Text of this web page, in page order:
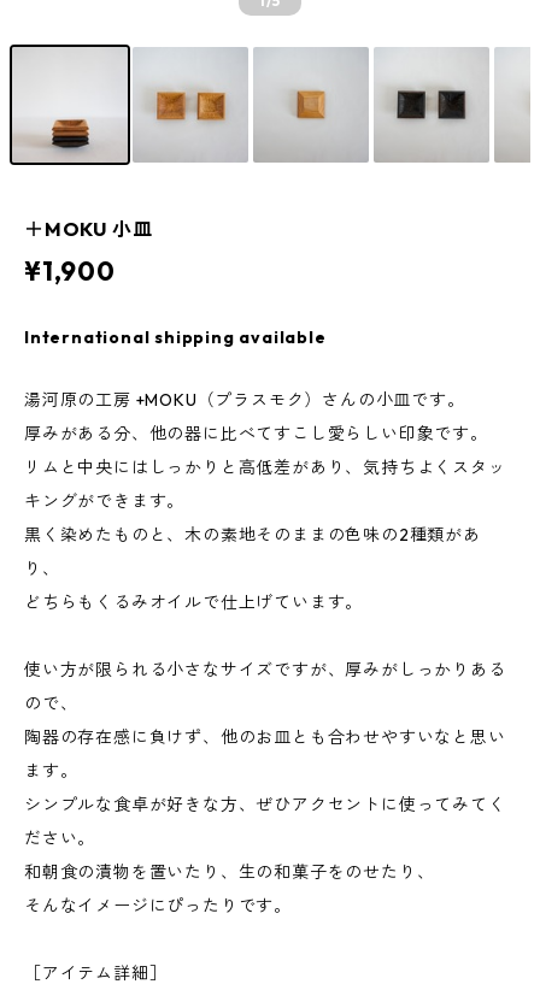
＋MOKU 小皿
¥1,900
International shipping available
湯河原の工房 +MOKU（プラスモク）さんの小皿です。
厚みがある分、他の器に比べてすこし愛らしい印象です。
リムと中央にはしっかりと高低差があり、気持ちよくスタッ
キングができます。
黒く染めたものと、木の素地そのままの色味の2種類があ
り、
どちらもくるみオイルで仕上げています。
使い方が限られる小さなサイズですが、厚みがしっかりある
ので、
陶器の存在感に負けず、他のお皿とも合わせやすいなと思い
ます。
シンプルな食卓が好きな方、ぜひアクセントに使ってみてく
ださい。
和朝食の漬物を置いたり、生の和菓子をのせたり、
そんなイメージにぴったりです。
［アイテム詳細］